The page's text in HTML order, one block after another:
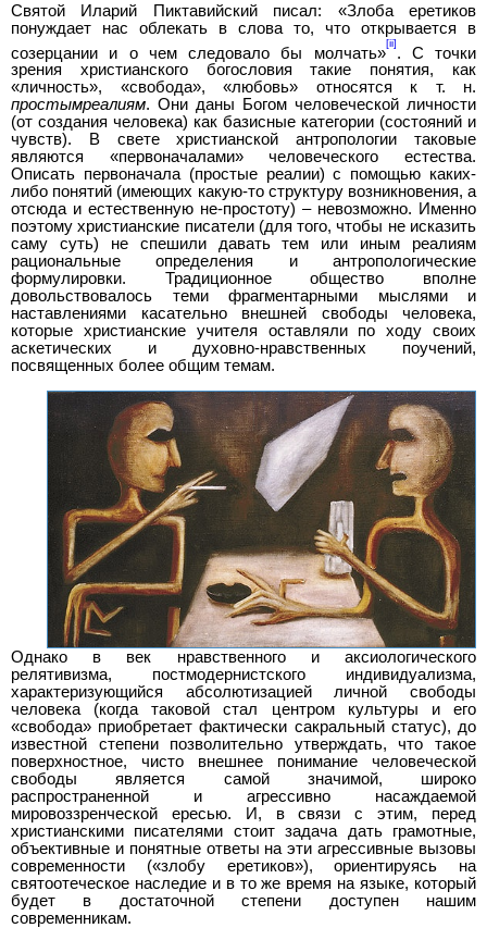
Святой Иларий Пиктавийский писал: «Злоба еретиков
понуждает нас облекать в слова то, что открывается в
созерцании и о чем следовало бы молчать»
[ii]
. С точки
зрения христианского богословия такие понятия, как
«личность», «свобода», «любовь» относятся к т. н.
простымреалиям. Они даны Богом человеческой личности
(от создания человека) как базисные категории (состояний и
чувств). В свете христианской антропологии таковые
являются «первоначалами» человеческого естества.
Описать первоначала (простые реалии) с помощью каких-
либо понятий (имеющих какую-то структуру возникновения, а
отсюда и естественную не-простоту) – невозможно. Именно
поэтому христианские писатели (для того, чтобы не исказить
саму суть) не спешили давать тем или иным реалиям
рациональные определения и антропологические
формулировки. Традиционное общество вполне
довольствовалось теми фрагментарными мыслями и
наставлениями касательно внешней свободы человека,
которые христианские учителя оставляли по ходу своих
аскетических и духовно-нравственных поучений,
посвященных более общим темам.
Однако в век нравственного и аксиологического
релятивизма, постмодернистского индивидуализма,
характеризующийся абсолютизацией личной свободы
человека (когда таковой стал центром культуры и его
«свобода» приобретает фактически сакральный статус), до
известной степени позволительно утверждать, что такое
поверхностное, чисто внешнее понимание человеческой
свободы является самой значимой, широко
распространенной и агрессивно насаждаемой
мировоззренческой ересью. И, в связи с этим, перед
христианскими писателями стоит задача дать грамотные,
объективные и понятные ответы на эти агрессивные вызовы
современности («злобу еретиков»), ориентируясь на
святоотеческое наследие и в то же время на языке, который
будет в достаточной степени доступен нашим
современникам.